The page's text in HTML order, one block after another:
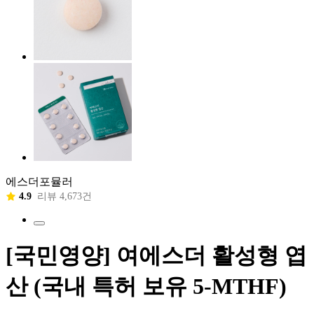
에스더포뮬러
4.9 리뷰 4,673건
[국민영양] 여에스더 활성형 엽
산 (국내 특허 보유 5-MTHF)